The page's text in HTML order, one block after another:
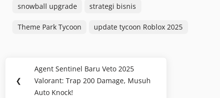
snowball upgrade strategi bisnis
Theme Park Tycoon update tycoon Roblox 2025
Navigasi
pos
❮
Previous
Post:
Agent Sentinel Baru Veto 2025
Valorant: Trap 200 Damage, Musuh
Auto Knock!